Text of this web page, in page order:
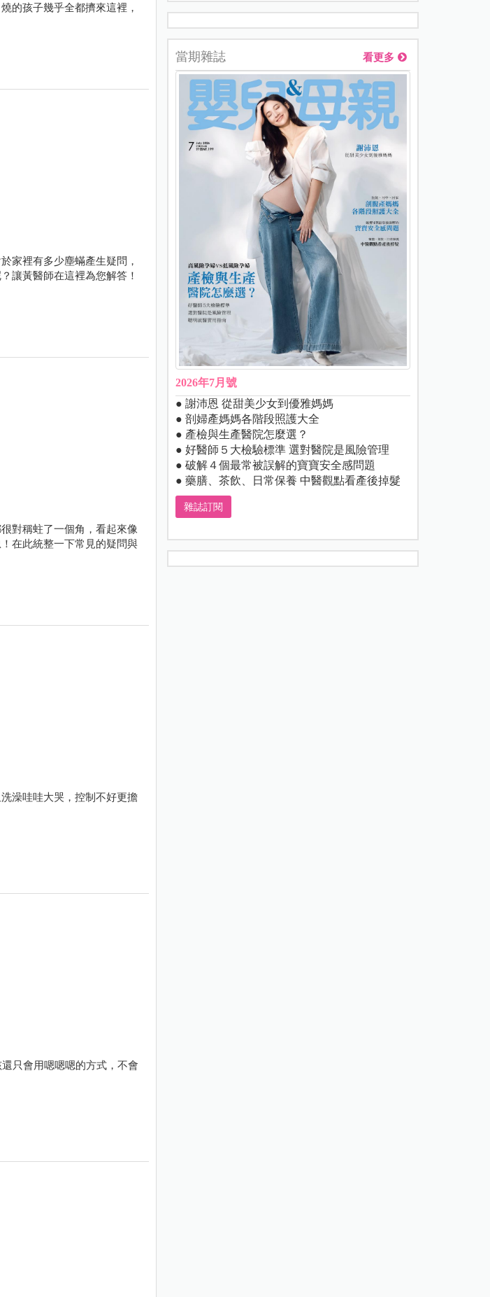
的孩子幾乎全都擠來這裡，
家裡有多少塵蟎產生疑問，
讓黃醫師在這裡為您解答！
對稱蛀了一個角，看起來像
在此統整一下常見的疑問與
澡哇哇大哭，控制不好更擔
只會用嗯嗯嗯的方式，不會
當期雜誌 看更多
2026年7月號
● 謝沛恩 從甜美少女到優雅媽媽
● 剖婦產媽媽各階段照護大全
● 產檢與生產醫院怎麼選？
● 好醫師５大檢驗標準 選對醫院是風險管理
● 破解４個最常被誤解的寶寶安全感問題
● 藥膳、茶飲、日常保養 中醫觀點看產後掉髮
雜誌訂閱